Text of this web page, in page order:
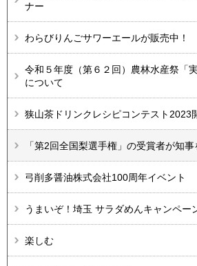
ナー
わらびりんごサワーエールが販売中！
令和５年度（第６２回）農林水産祭「
について
狭山茶ドリンクレシピコンテスト2023
「第2回全国梨選手権」の受賞者が知
弓削多醤油株式会社100周年イベント
うまいぞ！埼玉 サラダめんキャンペー
楽しむ